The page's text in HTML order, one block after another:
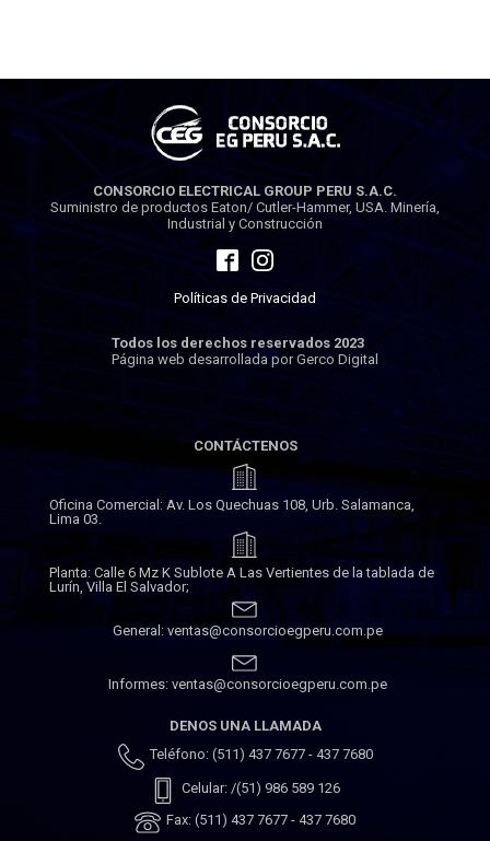
CONSORCIO ELECTRICAL GROUP PERU S.A.C.
Suministro de productos Eaton/ Cutler-Hammer, USA. Minería,
Industrial y Construcción
Políticas de Privacidad
Todos los derechos reservados 2023
Página web desarrollada por Gerco Digital
CONTÁCTENOS
Oficina Comercial: Av. Los Quechuas 108, Urb. Salamanca,
Lima 03.
Planta: Calle 6 Mz K Sublote A Las Vertientes de la tablada de
Lurín, Villa El Salvador;
General: ventas@consorcioegperu.com.pe
Informes: ventas@consorcioegperu.com.pe
DENOS UNA LLAMADA
Teléfono: (511) 437 7677 - 437 7680
Celular: /(51) 986 589 126
Fax: (511) 437 7677 - 437 7680